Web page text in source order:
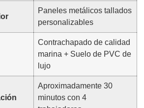
Paneles metálicos tallados
personalizables
Contrachapado de calidad
marina + Suelo de PVC de
lujo
Aproximadamente 30
minutos con 4